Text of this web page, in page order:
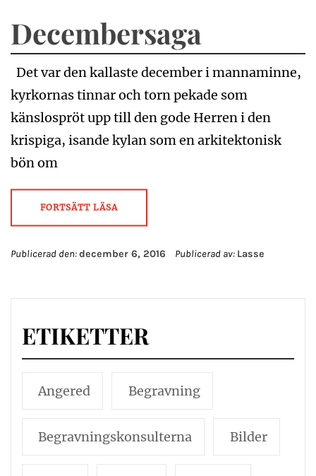
Decembersaga
Det var den kallaste december i mannaminne,
kyrkornas tinnar och torn pekade som
känslospröt upp till den gode Herren i den
krispiga, isande kylan som en arkitektonisk
bön om
FORTSÄTT LÄSA
Publicerad den:december 6, 2016 Publicerad av: Lasse
ETIKETTER
Angered Begravning
Begravningskonsulterna Bilder